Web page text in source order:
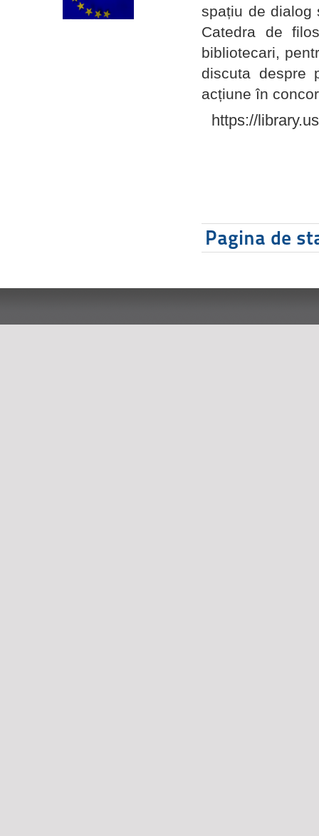
spațiu de dialog
Catedra de
bibliotecari,
discuta despre
acțiune în
https://
Pagina de